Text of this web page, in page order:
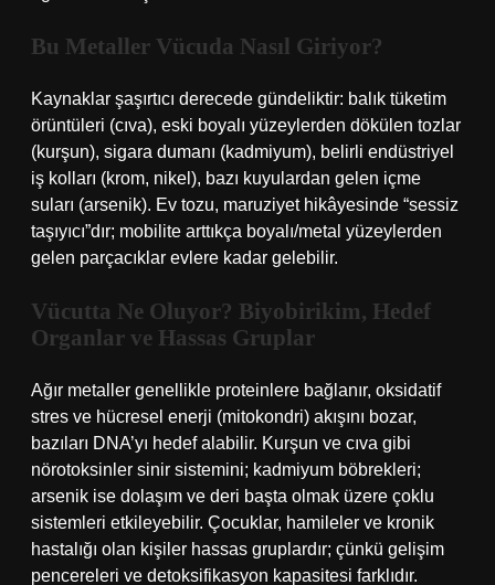
Bu Metaller Vücuda Nasıl Giriyor?
Kaynaklar şaşırtıcı derecede gündeliktir: balık tüketim
örüntüleri (cıva), eski boyalı yüzeylerden dökülen tozlar
(kurşun), sigara dumanı (kadmiyum), belirli endüstriyel
iş kolları (krom, nikel), bazı kuyulardan gelen içme
suları (arsenik). Ev tozu, maruziyet hikâyesinde “sessiz
taşıyıcı”dır; mobilite arttıkça boyalı/metal yüzeylerden
gelen parçacıklar evlere kadar gelebilir.
Vücutta Ne Oluyor? Biyobirikim, Hedef
Organlar ve Hassas Gruplar
Ağır metaller genellikle proteinlere bağlanır, oksidatif
stres ve hücresel enerji (mitokondri) akışını bozar,
bazıları DNA’yı hedef alabilir. Kurşun ve cıva gibi
nörotoksinler sinir sistemini; kadmiyum böbrekleri;
arsenik ise dolaşım ve deri başta olmak üzere çoklu
sistemleri etkileyebilir. Çocuklar, hamileler ve kronik
hastalığı olan kişiler hassas gruplardır; çünkü gelişim
pencereleri ve detoksifikasyon kapasitesi farklıdır.